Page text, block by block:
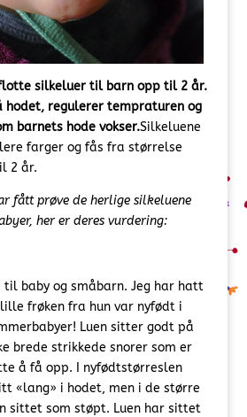
silkeluer til barn opp til 2 år.
hodet, regulerer tempraturen og
barnets hode vokser.Silkeluene
farger og fås fra størrelse
2 år.
fått prøve de herlige silkeluene
her er deres vurdering:
til baby og småbarn. Jeg har hatt
frøken fra hun var nyfødt i
Luen sitter godt på
brede strikkede snorer som er
å få opp. I nyfødtstørreslen
«lang» i hodet, men i de større
sittet som støpt. Luen har sittet